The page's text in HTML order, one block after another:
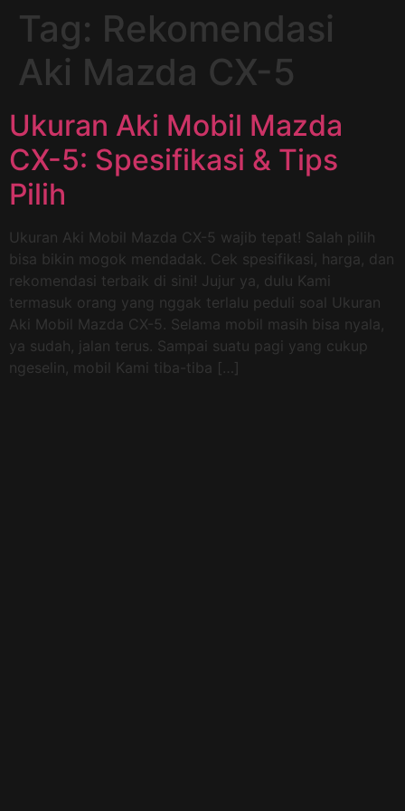
Tag: Rekomendasi
Aki Mazda CX-5
Ukuran Aki Mobil Mazda
CX-5: Spesifikasi & Tips
Pilih
Ukuran Aki Mobil Mazda CX-5 wajib tepat! Salah pilih
bisa bikin mogok mendadak. Cek spesifikasi, harga, dan
rekomendasi terbaik di sini! Jujur ya, dulu Kami
termasuk orang yang nggak terlalu peduli soal Ukuran
Aki Mobil Mazda CX-5. Selama mobil masih bisa nyala,
ya sudah, jalan terus. Sampai suatu pagi yang cukup
ngeselin, mobil Kami tiba-tiba […]